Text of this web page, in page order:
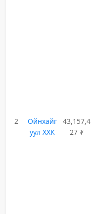
2
Ойнхайг
уул ХХК
43,157,4
27 ₮